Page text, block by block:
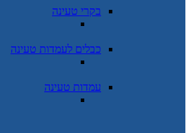
בקרי טעינה
כבלים לעמדות טעינה
עמדות טעינה